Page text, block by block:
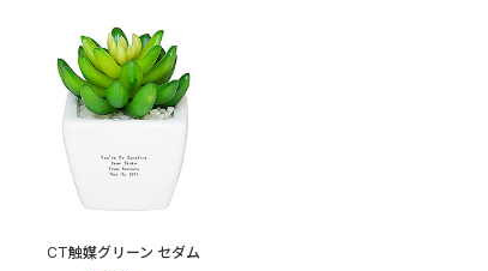
CT触媒グリーン セダム